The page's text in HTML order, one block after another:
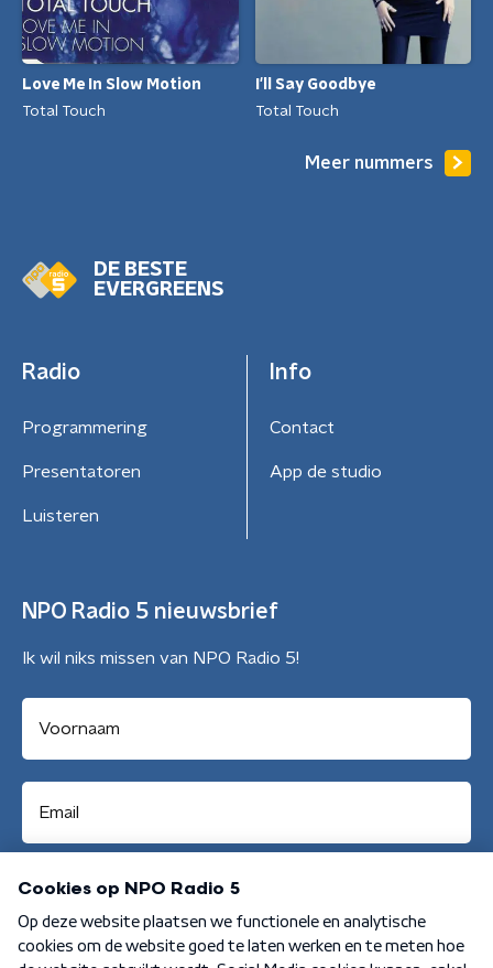
Love Me In Slow Motion
Total Touch
I'll Say Goodbye
Total Touch
Meer nummers
DE BESTE
EVERGREENS
Radio
Programmering
Presentatoren
Luisteren
Info
Contact
App de studio
NPO Radio 5 nieuwsbrief
Ik wil niks missen van NPO Radio 5!
Aanmelden